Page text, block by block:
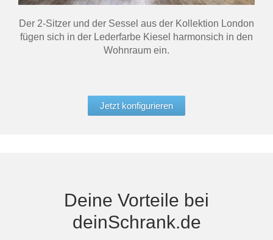
Der 2-Sitzer und der Sessel aus der Kollektion London
fügen sich in der Lederfarbe Kiesel harmonsich in den
Wohnraum ein.
Jetzt konfigurieren
Deine Vorteile bei
deinSchrank.de